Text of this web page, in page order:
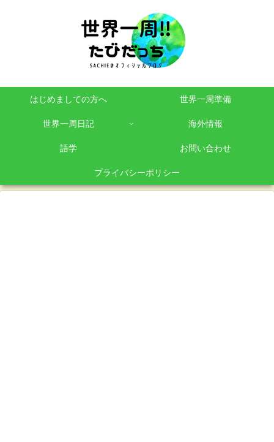
はじめましての方へ 世界一周準備
世界一周日記 海外情報
語学 お問い合わせ
プライバシーポリシー